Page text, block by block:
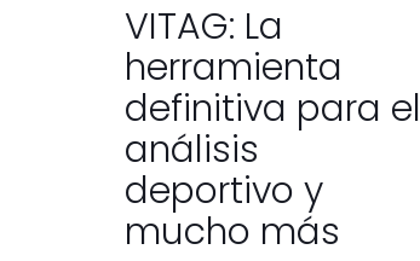
VITAG: La
herramienta
definitiva para el
análisis
deportivo y
mucho más